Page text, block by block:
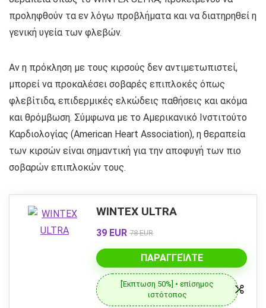
προληφθούν τα εν λόγω προβλήματα και να διατηρηθεί η
γενική υγεία των φλεβών.
Αν η πρόκληση με τους κιρσούς δεν αντιμετωπιστεί,
μπορεί να προκαλέσει σοβαρές επιπλοκές όπως
φλεβίτιδα, επιδερμικές ελκώδεις παθήσεις και ακόμα
και θρόμβωση. Σύμφωνα με το Αμερικανικό Ινστιτούτο
Καρδιολογίας (American Heart Association), η θεραπεία
των κιρσών είναι σημαντική για την αποφυγή των πιο
σοβαρών επιπλοκών τους.
WINTEX ULTRA
39 EUR 78 EUR
ΠΑΡΑΓΓΕΊΛΤΕ
[Έκπτωση 50%] • επίσημος
ιστότοπος